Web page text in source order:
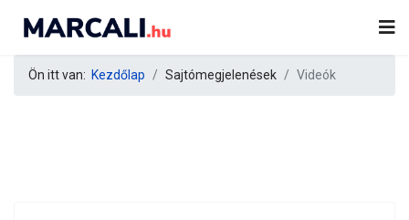
Ön itt van: Kezdőlap Sajtómegjelenések Videók